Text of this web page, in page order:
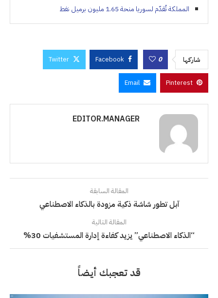
المملكة تُقدّم لسوريا منحة 1.65 مليون برميل نفط
شاركها 0
Facebook
Twitter
Pinterest
Email
EDITOR.MANAGER
المقالة السابقة
آبل تطور شاشة ذكية مزودة بالذكاء الاصطناعي
المقالة التالية
“الذكاء الاصطناعي” يزيد كفاءة إدارة المستشفيات 30%
قد تعجبك أيضاً